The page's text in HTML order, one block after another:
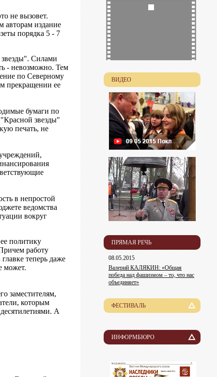
не вызовет.
авторам издание
порядка 5 - 7
звезды". Силами
- невозможно. Тем
по Северному
прекращении ее
бумаги по
"Красной звезды"
печать, не
в непростой
ведомства
вокруг
политику
работу
теперь даже
может.
заместителям,
которым
А
ВИДЕО
ПРЯМАЯ РЕЧЬ
08.05.2015
Валерий КАЛЯКИН: «Общая
победа над фашизмом – то, что нас
объединяет»
ФЕСТИВАЛЬ
История
Лауреаты
Организационный комитет
Информация для участников
ИНФОРМБЮРО
Новости
Пресса о нас